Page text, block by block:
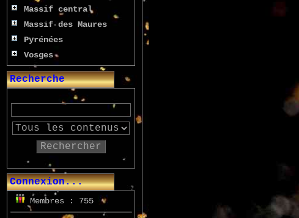
Massif central
Massif des Maures
Pyrénées
Vosges
Recherche
Rechercher
Connexion...
Membres : 755